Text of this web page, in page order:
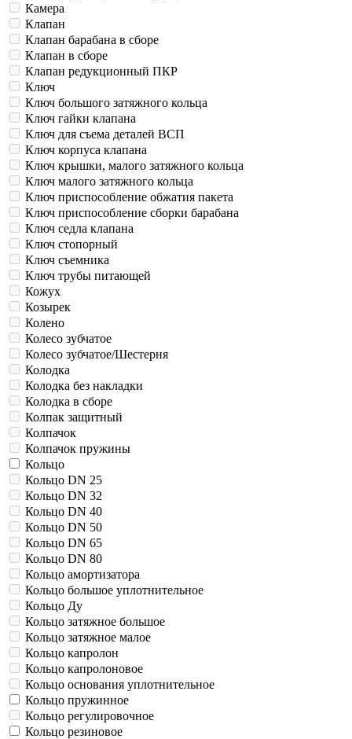
Камера
Клапан
Клапан барабана в сборе
Клапан в сборе
Клапан редукционный ПКР
Ключ
Ключ большого затяжного кольца
Ключ гайки клапана
Ключ для съема деталей ВСП
Ключ корпуса клапана
Ключ крышки, малого затяжного кольца
Ключ малого затяжного кольца
Ключ приспособление обжатия пакета
Ключ приспособление сборки барабана
Ключ седла клапана
Ключ стопорный
Ключ съемника
Ключ трубы питающей
Кожух
Козырек
Колено
Колесо зубчатое
Колесо зубчатое/Шестерня
Колодка
Колодка без накладки
Колодка в сборе
Колпак защитный
Колпачок
Колпачок пружины
Кольцо
Кольцо DN 25
Кольцо DN 32
Кольцо DN 40
Кольцо DN 50
Кольцо DN 65
Кольцо DN 80
Кольцо амортизатора
Кольцо большое уплотнительное
Кольцо Ду
Кольцо затяжное большое
Кольцо затяжное малое
Кольцо капролон
Кольцо капролоновое
Кольцо основания уплотнительное
Кольцо пружинное
Кольцо регулировочное
Кольцо резиновое